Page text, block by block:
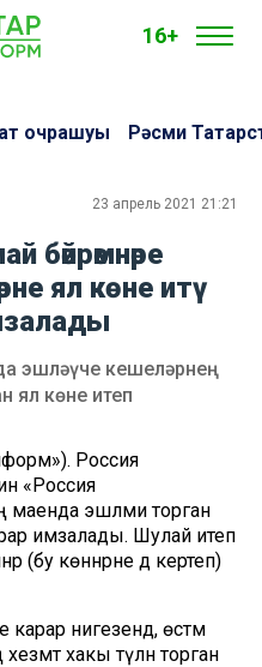
16+
очрашуы Рәсми
23 апрель 2021 21:21
бәйрәмнәре
ял көне итү
эшләүче кешеләрнең
ял көне итеп
Россия
«Россия
маенда эшләми торган
имзалады. Шулай итеп
(бу көннәрне дә кертеп)
карар нигезендә, өстәмә
хакы түләнә торган